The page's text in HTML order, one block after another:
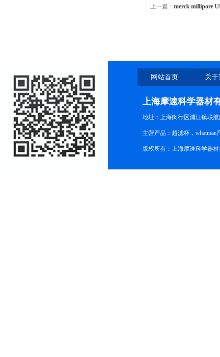
上一篇： merck millipore
网站首页 关
上海摩速科学器材
地址：上海闵行区浦江镇联航
主营产品：超滤杯，
版权所有：上海摩速科学器